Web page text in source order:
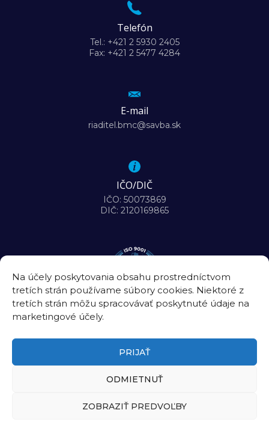
Na účely poskytovania obsahu prostredníctvom
tretích strán používame súbory cookies. Niektoré z
tretích strán môžu spracovávať poskytnuté údaje na
marketingové účely.
PRIJAŤ
ODMIETNUŤ
ZOBRAZIŤ PREDVOĽBY
Telefón
Tel.: +421 2 5930 2405
Fax: +421 2 5477 4284
E-mail
riaditel.bmc@savba.sk
IČO/DIČ
IČO: 50073869
DIČ: 2120169865
Úradná tabuľa| Intranet|Kontakt